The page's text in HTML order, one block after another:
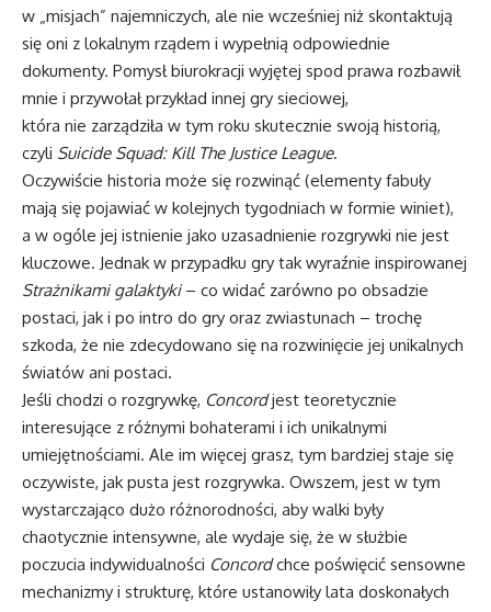
w „misjach” najemniczych, ale nie wcześniej niż skontaktują
się oni z lokalnym rządem i wypełnią odpowiednie
dokumenty. Pomysł biurokracji wyjętej spod prawa rozbawił
mnie i przywołał przykład innej gry sieciowej,
która nie zarządziła w tym roku skutecznie swoją historią,
czyli Suicide Squad: Kill The Justice League.
Oczywiście historia może się rozwinąć (elementy fabuły
mają się pojawiać w kolejnych tygodniach w formie winiet),
a w ogóle jej istnienie jako uzasadnienie rozgrywki nie jest
kluczowe. Jednak w przypadku gry tak wyraźnie inspirowanej
Strażnikami galaktyki– co widać zarówno po obsadzie
postaci, jak i po intro do gry oraz zwiastunach – trochę
szkoda, że ​​nie zdecydowano się na rozwinięcie jej unikalnych
światów ani postaci.
Jeśli chodzi o rozgrywkę, Concordjest teoretycznie
interesujące z różnymi bohaterami i ich unikalnymi
umiejętnościami. Ale im więcej grasz, tym bardziej staje się
oczywiste, jak pusta jest rozgrywka. Owszem, jest w tym
wystarczająco dużo różnorodności, aby walki były
chaotycznie intensywne, ale wydaje się, że w służbie
poczucia indywidualności Concordchce poświęcić sensowne
mechanizmy i strukturę, które ustanowiły lata doskonałych